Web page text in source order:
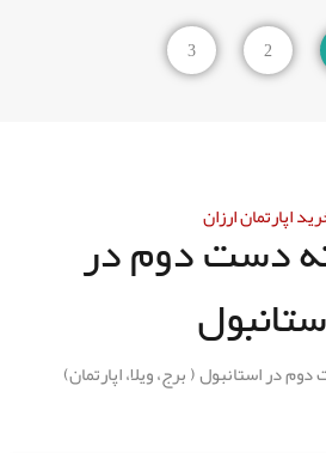
2
3
اپارتمان ارزان
دست دوم در
در استانبول ( برج، ویلا، اپارتمان)